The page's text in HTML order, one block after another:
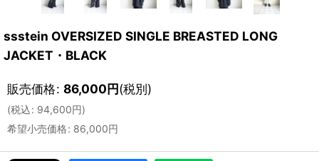
ssstein OVERSIZED SINGLE BREASTED LONG
JACKET・BLACK
販売価格: 86,000円(税別)
(税込: 94,600円)
希望小売価格: 86,000円